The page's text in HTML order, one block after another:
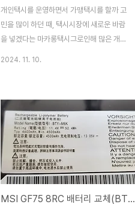
개인택시를 운영하면서 가맹택시를 할까 고
민을 많이 하던 때, 택시시장에 새로운 바람
을 넣겠다는 마카롱택시그로인해 많은 개인
시 및 깔끔한 외관과 함께 택시시장의 새로운
패러다임을 만들려 노력은 많이 했으나경영
진의 방만 경영과 택시기사의 자질 문제로 수
익성이 악화되고, 카카오T의 점유율로 인한
마케팅전략의 실패등 ... 아무튼 서론이 길었
고 우버택시 가맹으로 가맹 전문 콜을 받게되
면 수익 및 이미지 개선에 도움이 될까 고민
2024. 11. 10.
MSI GF75 8RC 배터리 교체(BTY-M6K)